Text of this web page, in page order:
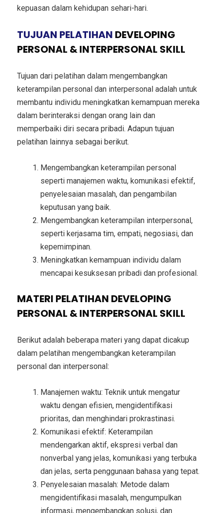
kepuasan dalam kehidupan sehari-hari.
TUJUAN PELATIHAN DEVELOPING
PERSONAL & INTERPERSONAL SKILL
Tujuan dari pelatihan dalam mengembangkan
keterampilan personal dan interpersonal adalah untuk
membantu individu meningkatkan kemampuan mereka
dalam berinteraksi dengan orang lain dan
memperbaiki diri secara pribadi. Adapun tujuan
pelatihan lainnya sebagai berikut.
Mengembangkan keterampilan personal
seperti manajemen waktu, komunikasi efektif,
penyelesaian masalah, dan pengambilan
keputusan yang baik.
Mengembangkan keterampilan interpersonal,
seperti kerjasama tim, empati, negosiasi, dan
kepemimpinan.
Meningkatkan kemampuan individu dalam
mencapai kesuksesan pribadi dan profesional.
MATERI PELATIHAN DEVELOPING
PERSONAL & INTERPERSONAL SKILL
Berikut adalah beberapa materi yang dapat dicakup
dalam pelatihan mengembangkan keterampilan
personal dan interpersonal:
Manajemen waktu: Teknik untuk mengatur
waktu dengan efisien, mengidentifikasi
prioritas, dan menghindari prokrastinasi.
Komunikasi efektif: Keterampilan
mendengarkan aktif, ekspresi verbal dan
nonverbal yang jelas, komunikasi yang terbuka
dan jelas, serta penggunaan bahasa yang tepat.
Penyelesaian masalah: Metode dalam
mengidentifikasi masalah, mengumpulkan
informasi, mengembangkan solusi, dan